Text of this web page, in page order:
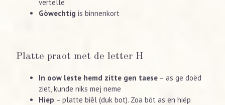
vertelle
Gòwechtig is binnenkort
Platte praot met de letter H
In oow leste hemd zitte gen taese – as ge doëd
ziet, kunde niks mej neme
Hiep – platte biêl (duk bot). Zoa bót as en hiëp